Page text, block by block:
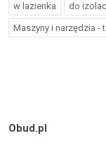
w lazienka do
Maszyny i narzędzia -
Obud.pl